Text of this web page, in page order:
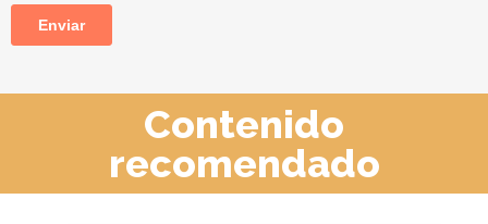
Contenido
recomendado